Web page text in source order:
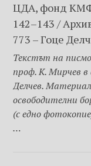
ЦДА, фонд КМФ
142–143 /
773 – Гоце
Текстът на
проф. К. Мирчев
Делчев.
освободителни
(с едно
…